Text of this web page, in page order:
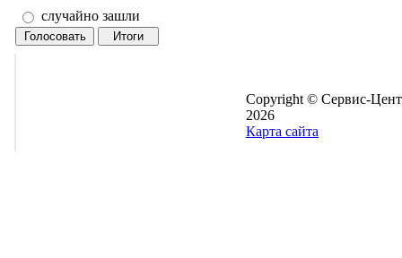
случайно зашли
Copyright © Сервис-
2026
Карта сайта